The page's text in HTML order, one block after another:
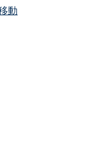
動